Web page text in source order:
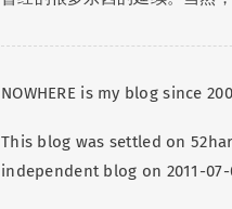
NOWHERE is my blog since
This blog was settled on
independent blog on 2011-07-